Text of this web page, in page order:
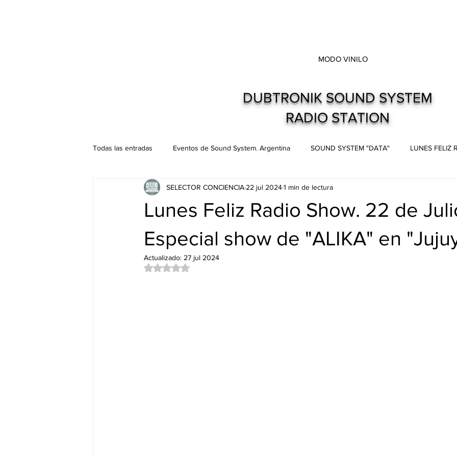
MODO VINILO
DUBTRONIK SOUND SYSTEM
RADIO STATION
Todas las entradas Eventos de Sound System. Argentina SOUND SYSTEM "DATA" LUNES FELIZ
Podcast. SOUNDMAN Mixtapes Live and direct. Shows. Recitales.
Lunes Feliz Radio Show. 22 de
Especial show de "ALIKA" en
SELECTOR CONCIENCIA 22 jul 20241 min de lectura
Actualizado: 27 jul 2024
Obtuvo NaN de 5 estrellas.